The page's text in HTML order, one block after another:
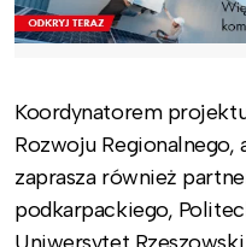
Koordynatorem
Rozwoju
zaprasza również
podkarpackiego,